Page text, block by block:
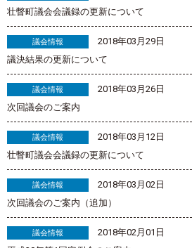
壮瞥町議会会議録の更新について
議会情報
2018年03月29日
議決結果の更新について
議会情報
2018年03月26日
次回議会のご案内
議会情報
2018年03月12日
壮瞥町議会会議録の更新について
議会情報
2018年03月02日
次回議会のご案内（追加）
議会情報
2018年02月01日